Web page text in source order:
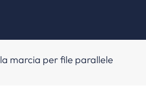
marcia per file parallele